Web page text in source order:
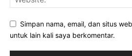
Simpan nama, email, dan situs
untuk lain kali saya berkomentar.